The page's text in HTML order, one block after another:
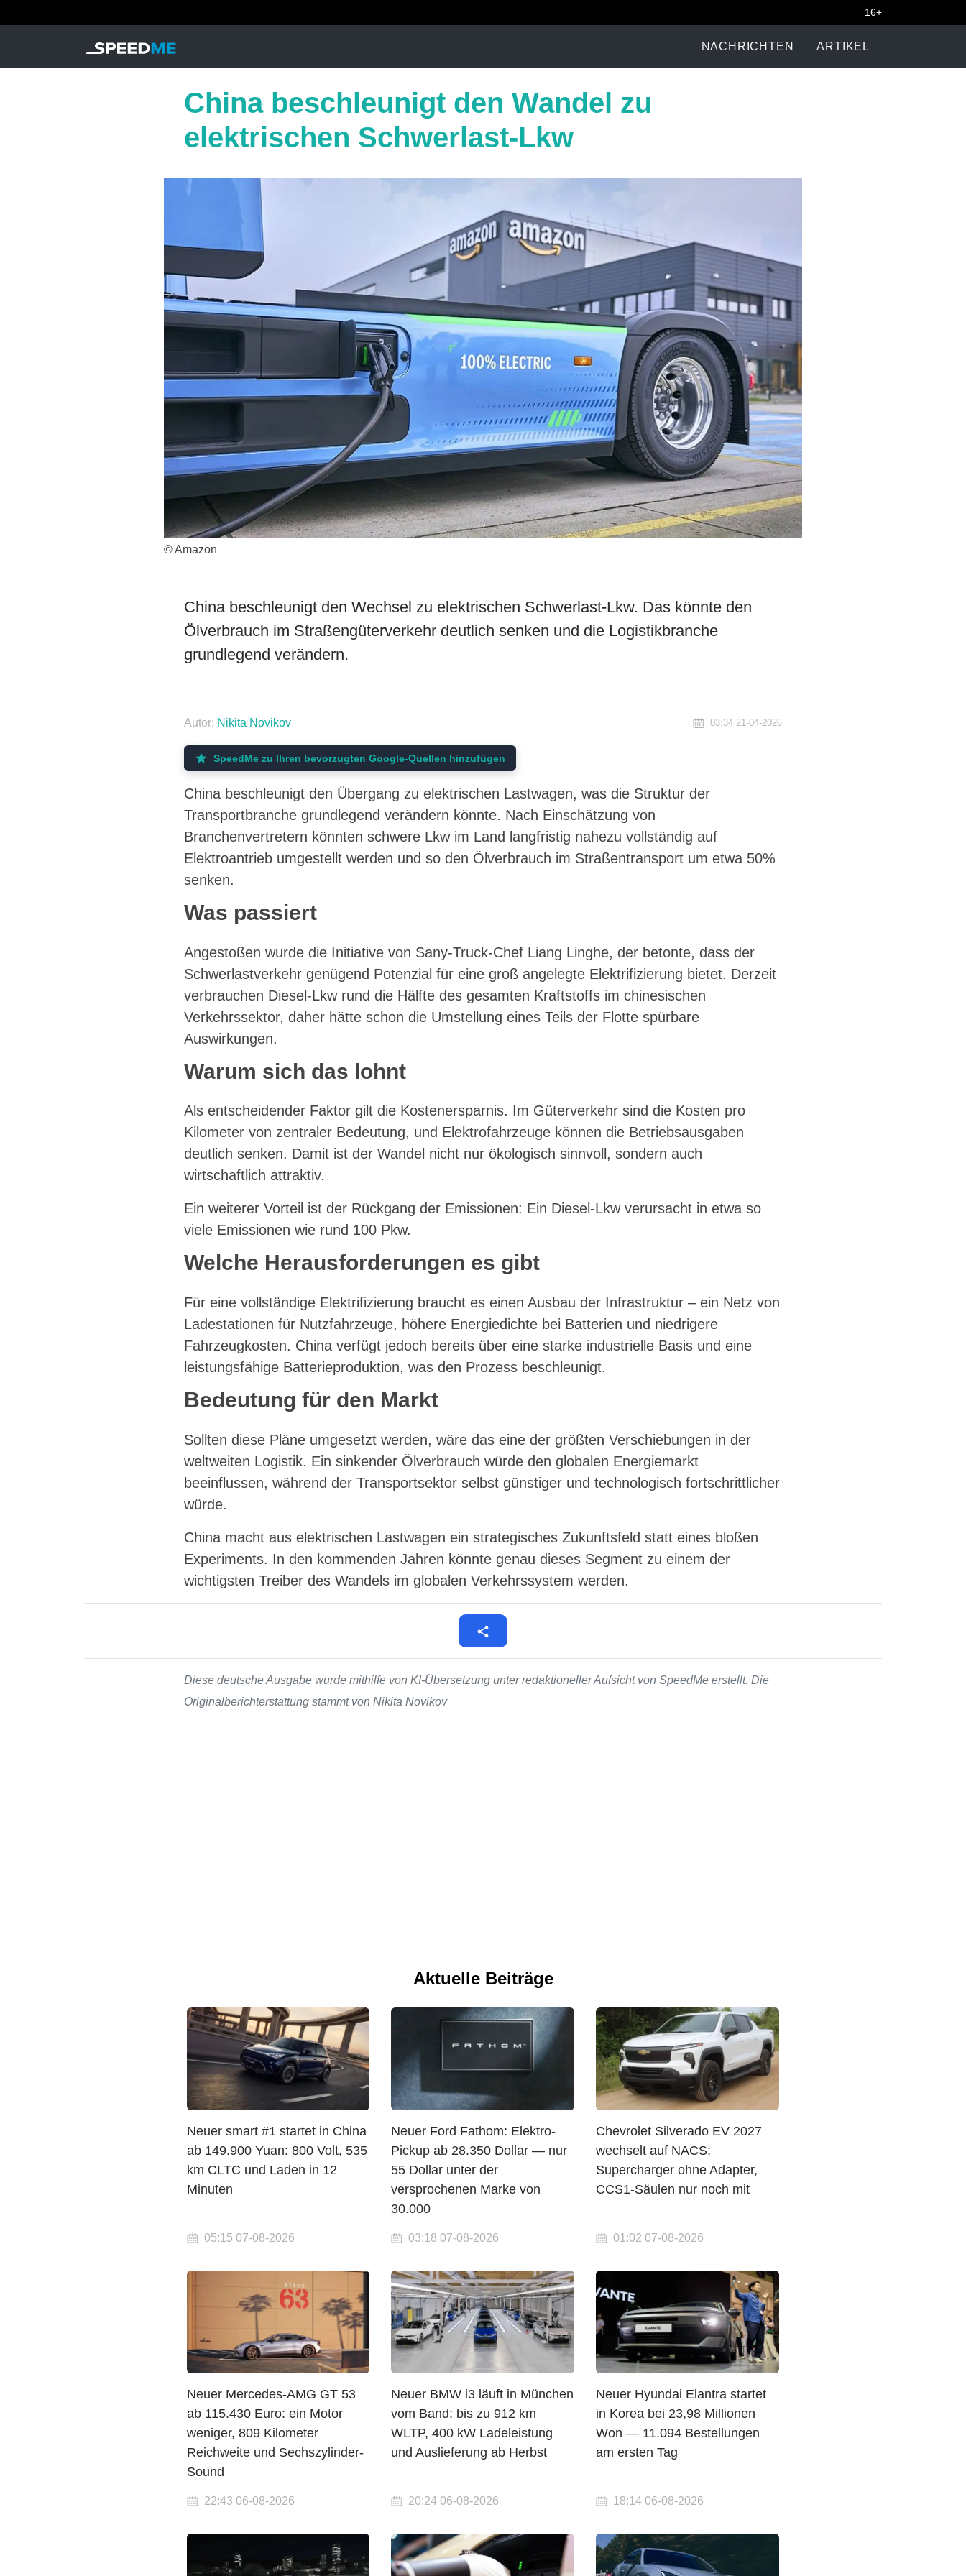
16+
NACHRICHTEN ARTIKEL
China beschleunigt den Wandel zu
elektrischen Schwerlast-Lkw
© Amazon
China beschleunigt den Wechsel zu elektrischen Schwerlast-Lkw. Das könnte den
Ölverbrauch im Straßengüterverkehr deutlich senken und die Logistikbranche
grundlegend verändern.
Autor: Nikita Novikov 03:34 21-04-2026
SpeedMe zu Ihren bevorzugten Google-Quellen hinzufügen
China beschleunigt den Übergang zu elektrischen Lastwagen, was die Struktur der
Transportbranche grundlegend verändern könnte. Nach Einschätzung von
Branchenvertretern könnten schwere Lkw im Land langfristig nahezu vollständig auf
Elektroantrieb umgestellt werden und so den Ölverbrauch im Straßentransport um etwa 50%
senken.
Was passiert
Angestoßen wurde die Initiative von Sany-Truck-Chef Liang Linghe, der betonte, dass der
Schwerlastverkehr genügend Potenzial für eine groß angelegte Elektrifizierung bietet. Derzeit
verbrauchen Diesel-Lkw rund die Hälfte des gesamten Kraftstoffs im chinesischen
Verkehrssektor, daher hätte schon die Umstellung eines Teils der Flotte spürbare
Auswirkungen.
Warum sich das lohnt
Als entscheidender Faktor gilt die Kostenersparnis. Im Güterverkehr sind die Kosten pro
Kilometer von zentraler Bedeutung, und Elektrofahrzeuge können die Betriebsausgaben
deutlich senken. Damit ist der Wandel nicht nur ökologisch sinnvoll, sondern auch
wirtschaftlich attraktiv.
Ein weiterer Vorteil ist der Rückgang der Emissionen: Ein Diesel-Lkw verursacht in etwa so
viele Emissionen wie rund 100 Pkw.
Welche Herausforderungen es gibt
Für eine vollständige Elektrifizierung braucht es einen Ausbau der Infrastruktur – ein Netz von
Ladestationen für Nutzfahrzeuge, höhere Energiedichte bei Batterien und niedrigere
Fahrzeugkosten. China verfügt jedoch bereits über eine starke industrielle Basis und eine
leistungsfähige Batterieproduktion, was den Prozess beschleunigt.
Bedeutung für den Markt
Sollten diese Pläne umgesetzt werden, wäre das eine der größten Verschiebungen in der
weltweiten Logistik. Ein sinkender Ölverbrauch würde den globalen Energiemarkt
beeinflussen, während der Transportsektor selbst günstiger und technologisch fortschrittlicher
würde.
China macht aus elektrischen Lastwagen ein strategisches Zukunftsfeld statt eines bloßen
Experiments. In den kommenden Jahren könnte genau dieses Segment zu einem der
wichtigsten Treiber des Wandels im globalen Verkehrssystem werden.
Diese deutsche Ausgabe wurde mithilfe von KI-Übersetzung unter redaktioneller Aufsicht von SpeedMe erstellt. Die
Originalberichterstattung stammt von Nikita Novikov
Aktuelle Beiträge
Neuer smart #1 startet in China
ab 149.900 Yuan: 800 Volt, 535
km CLTC und Laden in 12
Minuten
05:15 07-08-2026
Neuer Ford Fathom: Elektro-
Pickup ab 28.350 Dollar — nur
55 Dollar unter der
versprochenen Marke von
30.000
03:18 07-08-2026
Chevrolet Silverado EV 2027
wechselt auf NACS:
Supercharger ohne Adapter,
CCS1-Säulen nur noch mit
01:02 07-08-2026
Neuer Mercedes-AMG GT 53
ab 115.430 Euro: ein Motor
weniger, 809 Kilometer
Reichweite und Sechszylinder-
Sound
22:43 06-08-2026
Neuer BMW i3 läuft in München
vom Band: bis zu 912 km
WLTP, 400 kW Ladeleistung
und Auslieferung ab Herbst
20:24 06-08-2026
Neuer Hyundai Elantra startet
in Korea bei 23,98 Millionen
Won — 11.094 Bestellungen
am ersten Tag
18:14 06-08-2026